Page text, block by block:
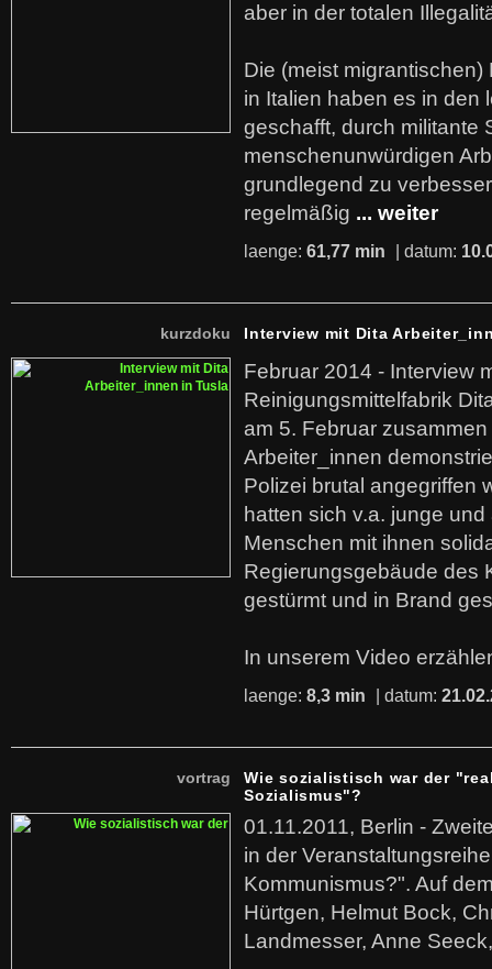
aber in der totalen
Die (meist
in Italien haben es in den
geschafft, durch militante
menschenunwürdigen
grundlegend zu
regelmäßig ... weiter
laenge: 61,77 min | datum:
kurzdoku Interview mit Dita
Februar 2014 - Interview
Reinigungsmittelfabrik
am 5. Februar
Arbeiter_innen
Polizei brutal angegriffen
hatten sich v.a. junge
Menschen mit ihnen
Regierungsgebäude des
gestürmt und in Brand
In unserem Video
laenge: 8,3 min | datum:
vortrag
Wie sozialistisch war der
Sozialismus"?
01.11.2011, Berlin -
in der
Kommunismus?". Auf
Hürtgen, Helmut Bock,
Landmesser, Anne